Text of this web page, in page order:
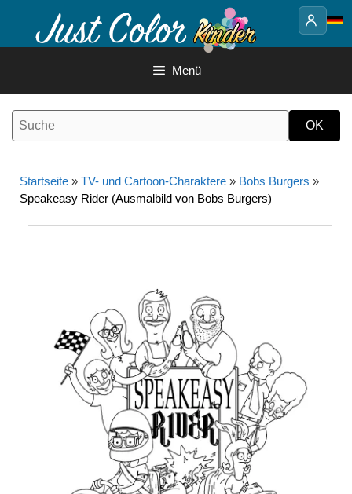
Inhalt
Menü
Startseite » TV- und Cartoon-Charaktere » Bobs Burgers »
Speakeasy Rider (Ausmalbild von Bobs Burgers)